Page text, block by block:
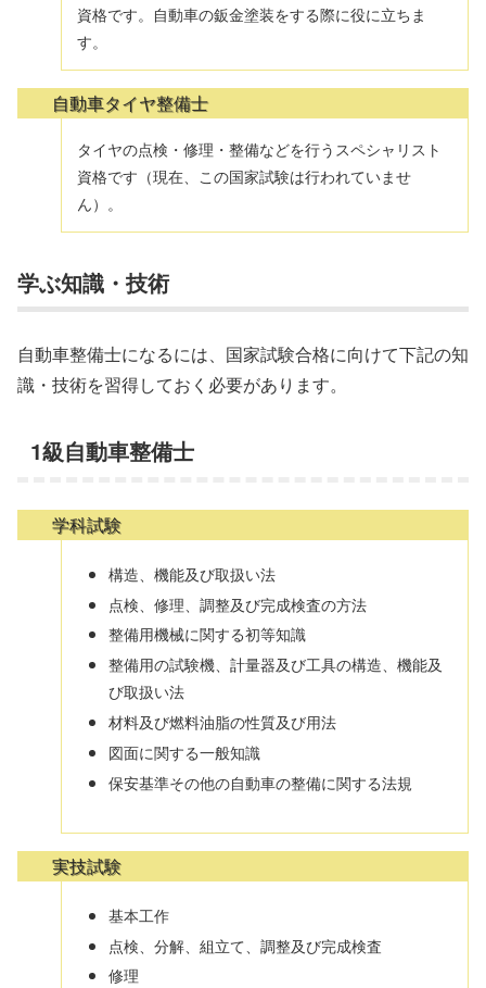
資格です。自動車の鈑金塗装をする際に役に立ちま
す。
自動車タイヤ整備士
タイヤの点検・修理・整備などを行うスペシャリスト
資格です（現在、この国家試験は行われていませ
ん）。
学ぶ知識・技術
自動車整備士になるには、国家試験合格に向けて下記の知
識・技術を習得しておく必要があります。
1級自動車整備士
学科試験
構造、機能及び取扱い法
点検、修理、調整及び完成検査の方法
整備用機械に関する初等知識
整備用の試験機、計量器及び工具の構造、機能及
び取扱い法
材料及び燃料油脂の性質及び用法
図面に関する一般知識
保安基準その他の自動車の整備に関する法規
実技試験
基本工作
点検、分解、組立て、調整及び完成検査
修理